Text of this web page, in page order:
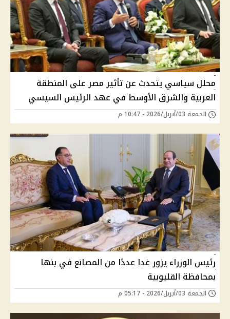
محلل سياسي يتحدث عن تأثير مصر على المنطقة
العربية والشرق الأوسط في عهد الرئيس السيسي
الجمعة 03/أبريل/2026 - 10:47 م
رئيس الوزراء يزور غدا عددًا من المصانع في بنها
بمحافظة القليوبية
الجمعة 03/أبريل/2026 - 05:17 م